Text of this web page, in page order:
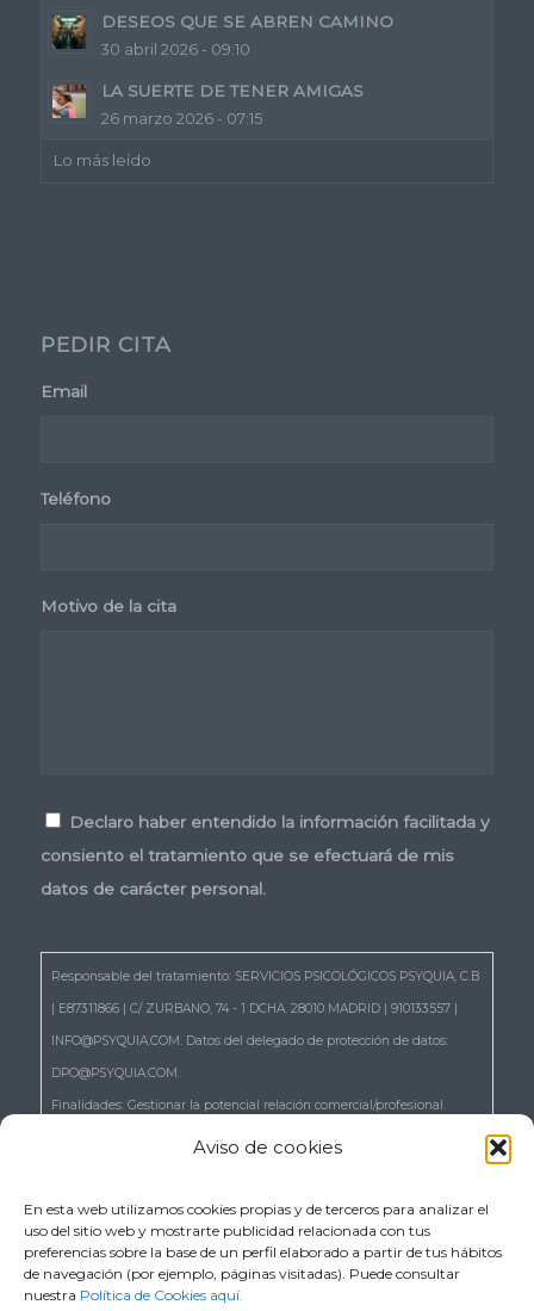
Aviso de cookies
En esta web utilizamos cookies propias y de terceros para analizar el
uso del sitio web y mostrarte publicidad relacionada con tus
preferencias sobre la base de un perfil elaborado a partir de tus hábitos
de navegación (por ejemplo, páginas visitadas). Puede consultar
nuestra Política de Cookies aquí.
DESEOS QUE SE ABREN CAMINO
30 abril 2026 - 09:10
LA SUERTE DE TENER AMIGAS
26 marzo 2026 - 07:15
Lo más leído
PEDIR CITA
Email
Teléfono
Motivo de la cita
Declaro haber entendido la información facilitada y
consiento el tratamiento que se efectuará de mis
datos de carácter personal.
Responsable del tratamiento: SERVICIOS PSICOLÓGICOS PSYQUIA, C.B
| E87311866 | C/ ZURBANO, 74 - 1 DCHA. 28010 MADRID | 910133557 |
INFO@PSYQUIA.COM. Datos del delegado de protección de datos:
DPO@PSYQUIA.COM.
Finalidades: Gestionar la potencial relación comercial/profesional.
22 del RGPD, de acceso, rectificación, supresión, portabilidad,
únicamente en el tratamiento automatizado de sus datos, cuando